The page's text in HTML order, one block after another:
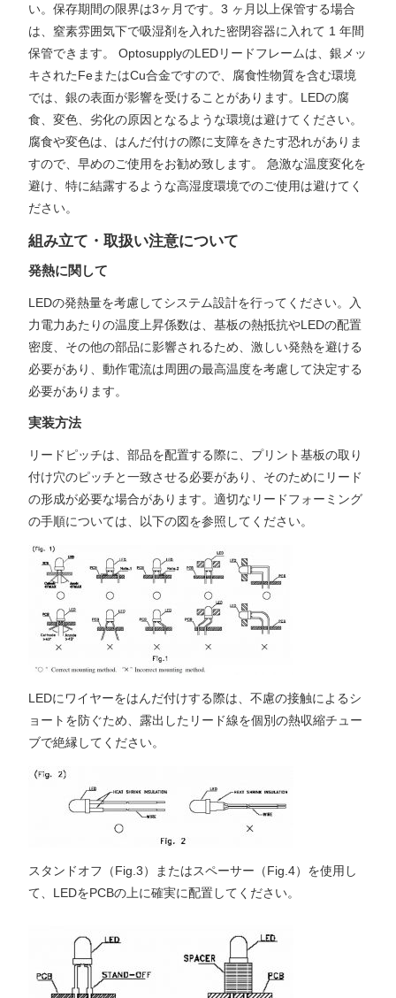
い。保存期間の限界は3ヶ月です。3 ヶ月以上保管する場合
は、窒素雰囲気下で吸湿剤を入れた密閉容器に入れて 1 年間
保管できます。 OptosupplyのLEDリードフレームは、銀メッ
キされたFeまたはCu合金ですので、腐食性物質を含む環境
では、銀の表面が影響を受けることがあります。LEDの腐
食、変色、劣化の原因となるような環境は避けてください。
腐食や変色は、はんだ付けの際に支障をきたす恐れがありま
すので、早めのご使用をお勧め致します。 急激な温度変化を
避け、特に結露するような高湿度環境でのご使用は避けてく
ださい。
組み立て・取扱い注意について
発熱に関して
LEDの発熱量を考慮してシステム設計を行ってください。入
力電力あたりの温度上昇係数は、基板の熱抵抗やLEDの配置
密度、その他の部品に影響されるため、激しい発熱を避ける
必要があり、動作電流は周囲の最高温度を考慮して決定する
必要があります。
実装方法
リードピッチは、部品を配置する際に、プリント基板の取り
付け穴のピッチと一致させる必要があり、そのためにリード
の形成が必要な場合があります。適切なリードフォーミング
の手順については、以下の図を参照してください。
LEDにワイヤーをはんだ付けする際は、不慮の接触によるシ
ョートを防ぐため、露出したリード線を個別の熱収縮チュー
ブで絶縁してください。
スタンドオフ（Fig.3）またはスペーサー（Fig.4）を使用し
て、LEDをPCBの上に確実に配置してください。